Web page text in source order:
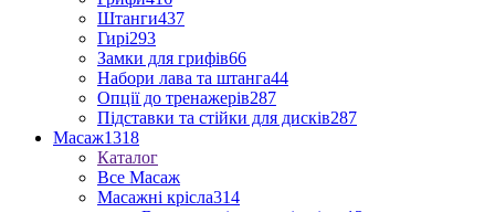
Штанги437
Гирі293
Замки для грифів66
Набори лава та штанга44
Опції до тренажерів287
Підставки та стійки для дисків287
Масаж1318
Каталог
Все Масаж
Масажні крісла314